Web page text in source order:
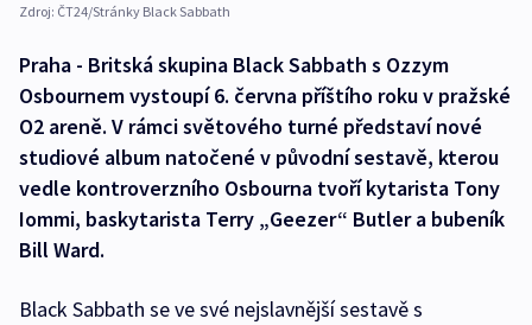
Zdroj: ČT24/Stránky Black Sabbath
Praha - Britská skupina Black Sabbath s Ozzym
Osbournem vystoupí 6. června příštího roku v pražské
O2 areně. V rámci světového turné představí nové
studiové album natočené v původní sestavě, kterou
vedle kontroverzního Osbourna tvoří kytarista Tony
Iommi, baskytarista Terry „Geezer“ Butler a bubeník
Bill Ward.
Black Sabbath se ve své nejslavnější sestavě s